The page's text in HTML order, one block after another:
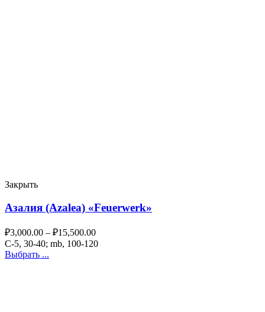
Закрыть
Азалия (Azalea) «Feuerwerk»
₽3,000.00 – ₽15,500.00
C-5, 30-40; mb, 100-120
Выбрать ...